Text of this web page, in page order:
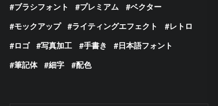
ブラシフォント
プレミアム
ベクター
モックアップ
ライティングエフェクト
レトロ
ロゴ
写真加工 手書き
日本語フォント
筆記体
細字 配色